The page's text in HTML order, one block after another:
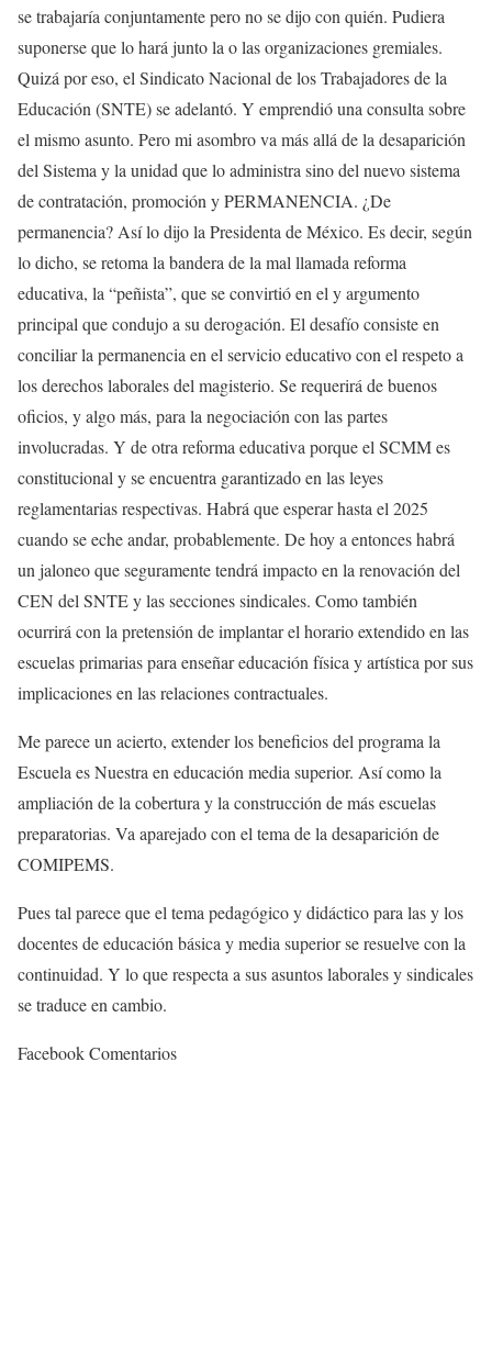
se trabajaría conjuntamente pero no se dijo con quién. Pudiera
suponerse que lo hará junto la o las organizaciones gremiales.
Quizá por eso, el Sindicato Nacional de los Trabajadores de la
Educación (SNTE) se adelantó. Y emprendió una consulta sobre
el mismo asunto. Pero mi asombro va más allá de la desaparición
del Sistema y la unidad que lo administra sino del nuevo sistema
de contratación, promoción y PERMANENCIA. ¿De
permanencia? Así lo dijo la Presidenta de México. Es decir, según
lo dicho, se retoma la bandera de la mal llamada reforma
educativa, la “peñista”, que se convirtió en el y argumento
principal que condujo a su derogación. El desafío consiste en
conciliar la permanencia en el servicio educativo con el respeto a
los derechos laborales del magisterio. Se requerirá de buenos
oficios, y algo más, para la negociación con las partes
involucradas. Y de otra reforma educativa porque el SCMM es
constitucional y se encuentra garantizado en las leyes
reglamentarias respectivas. Habrá que esperar hasta el 2025
cuando se eche andar, probablemente. De hoy a entonces habrá
un jaloneo que seguramente tendrá impacto en la renovación del
CEN del SNTE y las secciones sindicales. Como también
ocurrirá con la pretensión de implantar el horario extendido en las
escuelas primarias para enseñar educación física y artística por sus
implicaciones en las relaciones contractuales.
Me parece un acierto, extender los beneficios del programa la
Escuela es Nuestra en educación media superior. Así como la
ampliación de la cobertura y la construcción de más escuelas
preparatorias. Va aparejado con el tema de la desaparición de
COMIPEMS.
Pues tal parece que el tema pedagógico y didáctico para las y los
docentes de educación básica y media superior se resuelve con la
continuidad. Y lo que respecta a sus asuntos laborales y sindicales
se traduce en cambio.
Facebook Comentarios